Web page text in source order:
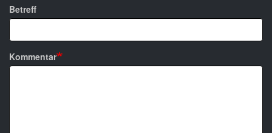
Betreff
Kommentar